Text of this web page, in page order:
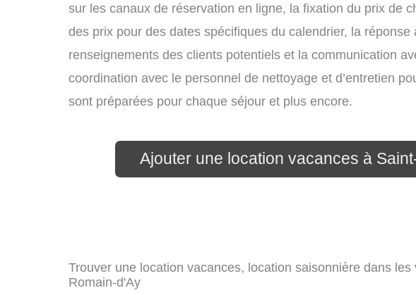
sur les canaux de réservation en ligne, la fixation du prix de
des prix pour des dates spécifiques du calendrier, la réponse
renseignements des clients potentiels et la communication
coordination avec le personnel de nettoyage et d’entretien
sont préparées pour chaque séjour et plus encore.
Ajouter une location vacances à
Trouver une location vacances, location saisonnière dans
Romain-d'Ay